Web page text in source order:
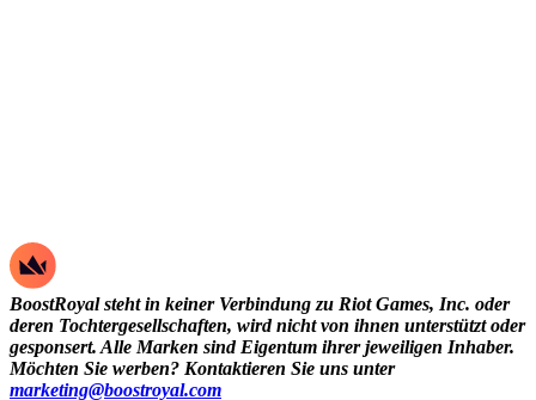
BoostRoyal steht in keiner Verbindung zu Riot Games, Inc. oder
deren Tochtergesellschaften, wird nicht von ihnen unterstützt oder
gesponsert. Alle Marken sind Eigentum ihrer jeweiligen Inhaber.
Möchten Sie werben? Kontaktieren Sie uns unter
marketing@boostroyal.com